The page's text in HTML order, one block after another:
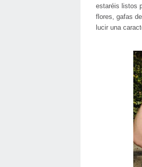
estaréis listos
flores, gafas
lucir una